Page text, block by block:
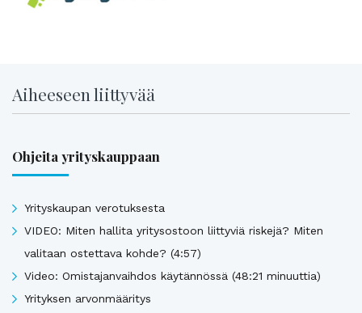
Aiheeseen liittyvää
Ohjeita yrityskauppaan
Yrityskaupan verotuksesta
VIDEO: Miten hallita yritysostoon liittyviä riskejä? Miten
valitaan ostettava kohde? (4:57)
Video: Omistajanvaihdos käytännössä (48:21 minuuttia)
Yrityksen arvonmääritys